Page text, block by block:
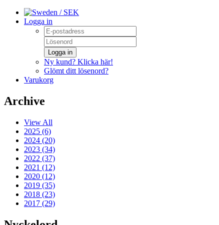
/ SEK
Logga in
Logga in
Ny kund? Klicka här!
Glömt ditt lösenord?
Varukorg
Archive
View All
2025 (6)
2024 (20)
2023 (34)
2022 (37)
2021 (12)
2020 (12)
2019 (35)
2018 (23)
2017 (29)